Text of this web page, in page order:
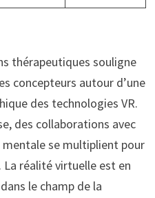
thérapeutiques souligne
concepteurs autour d’une
des technologies VR.
des collaborations avec
se multiplient pour
réalité virtuelle est en
le champ de la